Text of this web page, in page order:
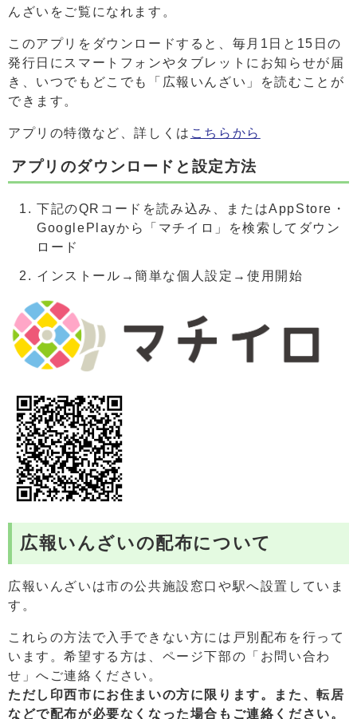
んざいをご覧になれます。
このアプリをダウンロードすると、毎月1日と15日の
発行日にスマートフォンやタブレットにお知らせが届
き、いつでもどこでも「広報いんざい」を読むことが
できます。
アプリの特徴など、詳しくは こちらから
アプリのダウンロードと設定方法
下記のQRコードを読み込み、またはAppStore・
GooglePlayから「マチイロ」を検索してダウン
ロード
インストール→簡単な個人設定→使用開始
広報いんざいの配布について
広報いんざいは市の公共施設窓口や駅へ設置していま
す。
これらの方法で入手できない方には戸別配布を行って
います。希望する方は、ページ下部の「お問い合わ
せ」へご連絡ください。
ただし印西市にお住まいの方に限ります。また、転居
などで配布が必要なくなった場合もご連絡ください。